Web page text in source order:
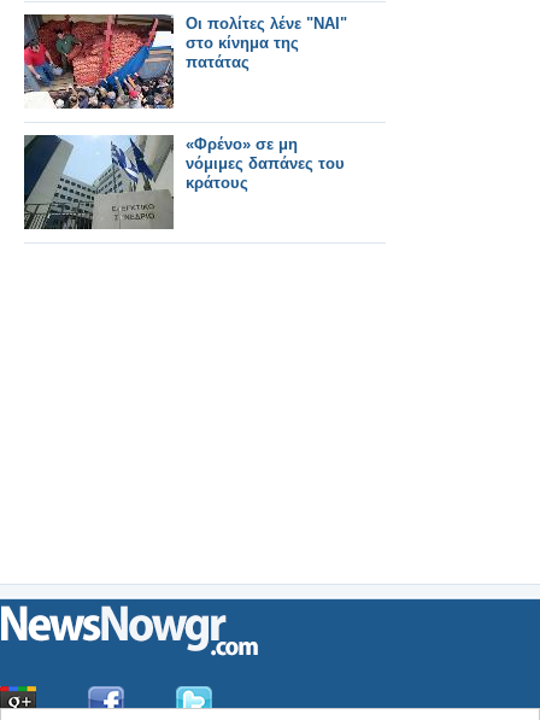
Οι πολίτες λένε "ΝΑΙ"
στο κίνημα της
πατάτας
«Φρένο» σε μη
νόμιμες δαπάνες του
κράτους